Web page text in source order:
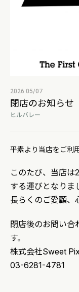
2026 05/07
閉店のお知らせ
ヒルバレー
平素より当店をご利
このたび、当店
する運びとなりま
長らくのご愛顧、
閉店後のお問い合
す。
株式会社Sweet
03-6281-4781